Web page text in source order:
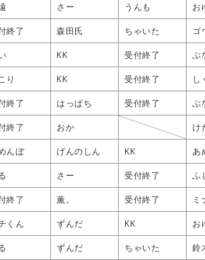
さー うんも お
終了 森田氏 ちゃいた ゴ
KK 受付終了 ぶ
り KK 受付終了 し
終了 はっぱち 受付終了 ぶ
終了 おか け
んぼ げんのしん KK あ
さー 受付終了 ふ
終了 薫。 受付終了 ミ
くん ずんだ KK お
ずんだ ちゃいた 鈴
さー うんも お
終了 森田氏 ちゃいた ゴ
KK 受付終了 ぶ
り KK 受付終了 し
終了 はっぱち 受付終了 ぶ
終了 おか け
んぼ げんのしん KK あ
さー 受付終了 ふ
終了 薫。 受付終了 ミ
くん ずんだ KK お
ずんだ ちゃいた 鈴
さー うんも お
終了 森田氏 ちゃいた ゴ
KK 受付終了 ぶ
り KK 受付終了 し
終了 はっぱち 受付終了 ぶ
終了 おか け
んぼ げんのしん KK あ
さー 受付終了 ふ
終了 薫。 受付終了 ミ
くん ずんだ KK お
ずんだ ちゃいた 鈴
さー うんも お
終了 森田氏 ちゃいた ゴ
KK 受付終了 ぶ
り KK 受付終了 し
終了 はっぱち 受付終了 ぶ
終了 おか け
んぼ げんのしん KK あ
さー 受付終了 ふ
終了 薫。 受付終了 ミ
くん ずんだ KK お
ずんだ ちゃいた 鈴